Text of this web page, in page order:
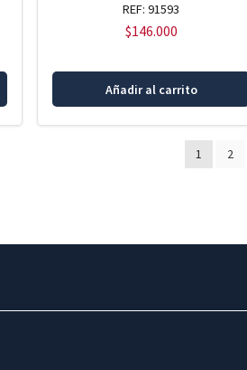
REF: 91593
$146.000
Añadir al carrito
1 2